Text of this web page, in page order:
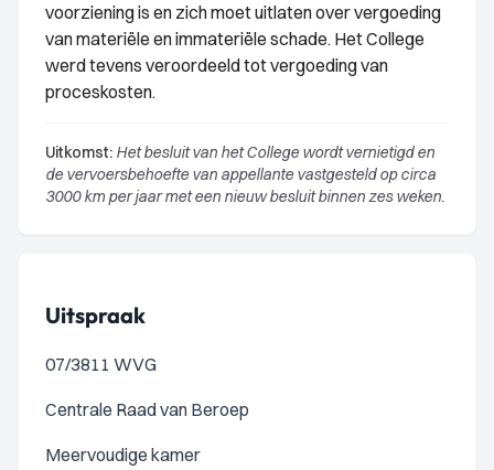
voorziening is en zich moet uitlaten over vergoeding
van materiële en immateriële schade. Het College
werd tevens veroordeeld tot vergoeding van
proceskosten.
Uitkomst: Het besluit van het College wordt vernietigd en
de vervoersbehoefte van appellante vastgesteld op circa
3000 km per jaar met een nieuw besluit binnen zes weken.
Uitspraak
07/3811 WVG
Centrale Raad van Beroep
Meervoudige kamer